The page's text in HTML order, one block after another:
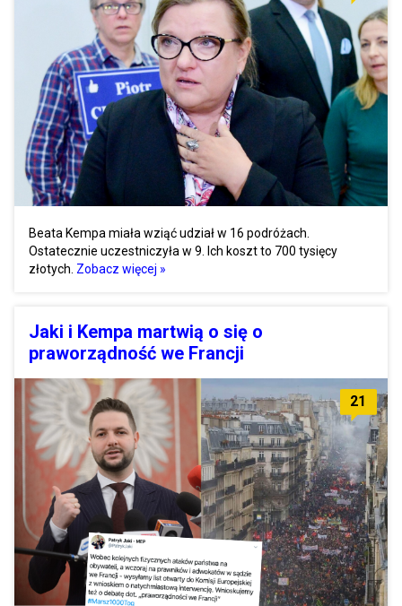
Beata Kempa miała wziąć udział w 16 podróżach.
Ostatecznie uczestniczyła w 9. Ich koszt to 700 tysięcy
złotych. Zobacz więcej »
Jaki i Kempa martwią o się o
praworządność we Francji
21